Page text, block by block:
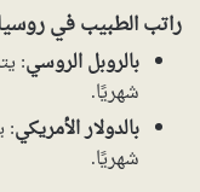
راتب الطبيب في
بالروبل الروسي
شهريًا.
بالدولار الأمريكي
شهريًا.